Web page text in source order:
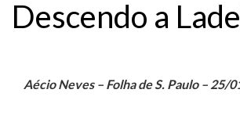
Descendo a
Aécio Neves – Folha de S. Paulo – 25/